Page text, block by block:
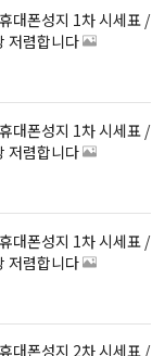
저렴합니다
저렴합니다
저렴합니다